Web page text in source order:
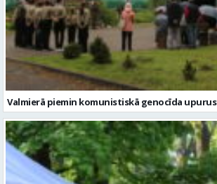
Valmierā piemin komunistiskā genocīda upurus